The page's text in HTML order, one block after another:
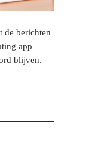
de berichten
app
blijven.